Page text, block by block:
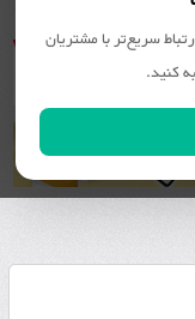
سریع‌تر با مشتریان
کنید.